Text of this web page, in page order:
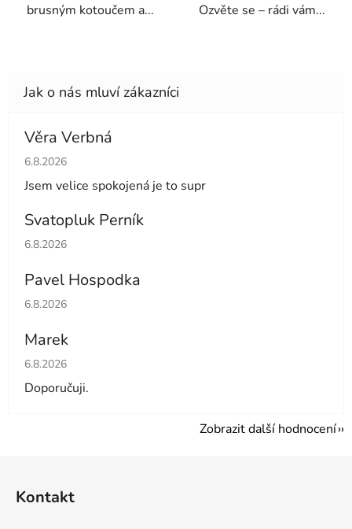
brusným kotoučem a...
Ozvěte se – rádi vám...
Věra Verbná
Hodnocení obchodu je 5 z 5 hvězdiček.
6.8.2026
Jsem velice spokojená je to supr
Svatopluk Perník
Hodnocení obchodu je 5 z 5 hvězdiček.
6.8.2026
Pavel Hospodka
Hodnocení obchodu je 5 z 5 hvězdiček.
6.8.2026
Marek
Hodnocení obchodu je 4 z 5 hvězdiček.
6.8.2026
Doporučuji.
Zobrazit další hodnocení
Kontakt